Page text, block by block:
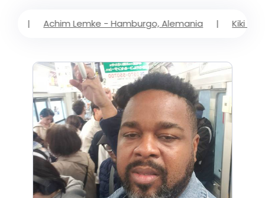
Lemke - Hamburgo, Alemania | Kiki Koibito -